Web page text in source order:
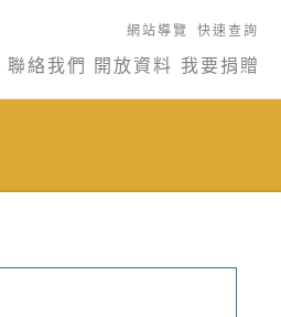
網站導覽 快速查詢
聯絡我們 開放資料 我要捐贈